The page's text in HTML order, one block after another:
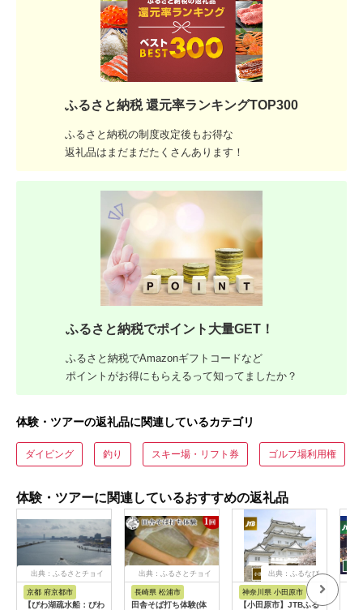
ふるさと納税 還元率ランキングTOP300
ふるさと納税の制度改定後もお得な
返礼品はまだまだたくさんあります！
ふるさと納税でポイント大量GET！
ふるさと納税でAmazonギフトコードなど
ポイントがお得にもらえるって知ってましたか？
体験・ツアーの返礼品に関連しているカテゴリ
ダイビング 釣り スキー場・リフト券 ゴルフ場利用権
体験・ツアーに関連しているおすすめの返礼品
出典：ふるさとチョイ
京都 府京都市
【びわ湖疏水船：びわ
出典：ふるさとチョイ
長崎県 松浦市
田舎そば打ち体験(体
出典：ふるなび
神奈川県 小田原市
【小田原市】JTBふる